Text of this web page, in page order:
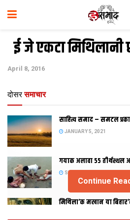
ई जे एकटा
April 8, 2016
दोसर समाचार
साहित्य समाद – समटल
JANUARY 5, 2021
गयाक अलावा 55
SEPTEMBER 2, 2020
मिथिला’क मखान या
Continue